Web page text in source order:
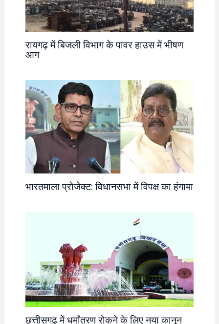
रायगढ़ में बिजली विभाग के पावर हाउस में भीषण
आग
भारतमाला प्रोजेक्ट: विधानसभा में विपक्ष का हंगामा
छत्तीसगढ़ में धर्मांतरण रोकने के लिए नया कानून